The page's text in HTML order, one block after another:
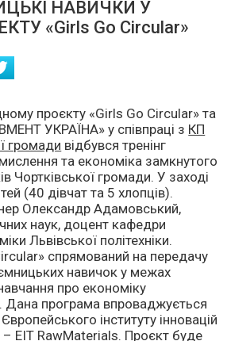
НАВИЧКИ У
«Girls Go Circular»
проєкту «Girls Go Circular» та
УКРАЇНА» у співпраці з КП
громади відбувся тренінг
та економіка замкнутого
Чортківської громади. У заході
(40 дівчат та 5 хлопців).
Олександр Адамовський,
наук, доцент кафедри
Львівської політехніки.
спрямований на передачу
навичок у межах
про економіку
Дана програма впроваджується
інституту інновацій
– EIT RawMaterials. Проєкт буде